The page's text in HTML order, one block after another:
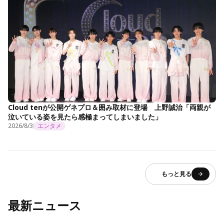
Cloud tenが公開ゲネプロ＆囲み取材に登場 上野誠治「両親が
泣いている姿を見たら感極まってしまいました」
2026/8/3 エンタメ
もっと見る
最新ニュース